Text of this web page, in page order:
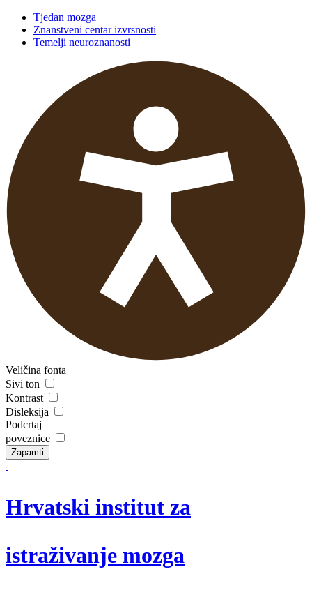
Tjedan mozga
Znanstveni centar izvrsnosti
Temelji neuroznanosti
Veličina fonta
Sivi ton
Kontrast
Disleksija
Podcrtaj
poveznice
Zapamti
Hrvatski institut za
istraživanje mozga